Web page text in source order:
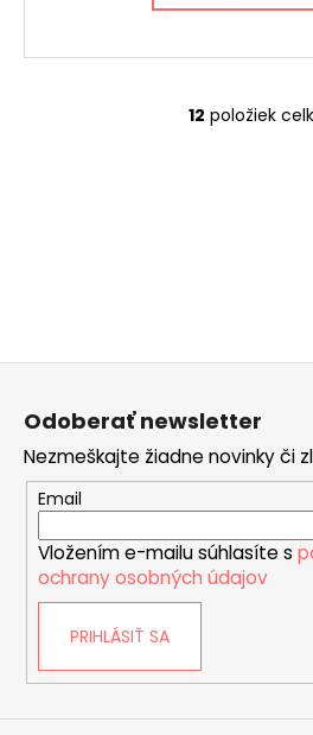
O
p
y
v
ý
p
i
12 položiek
Z
Odoberať newsletter
Nezmeškajte žiadne novinky či
Email
Vložením e-mailu súhlasíte s
ochrany osobných údajov
PRIHLÁSIŤ SA